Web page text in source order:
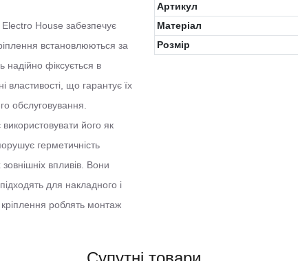
House забезпечує
встановлюються за
надійно фіксується в
властивості, що гарантує їх
обслуговування.
його як
герметичність
впливів. Вони
для накладного і
кріплення роблять монтаж
Артикул
Матеріал
Розмір